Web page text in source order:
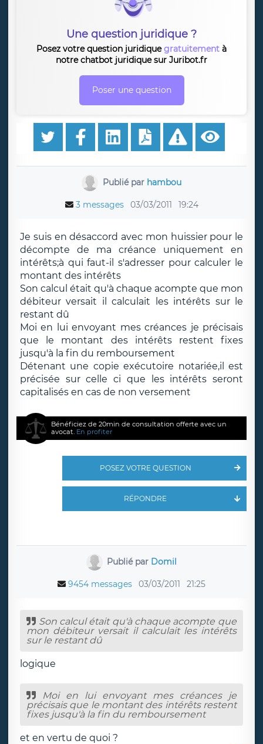
Une question juridique ?
Posez votre question juridiquegratuitement à
notre chatbot juridique sur Juribot.fr
Poser une question
Publié par hambou
3 messages 03/03/2011 19:24
Je suis en désaccord avec mon huissier pour le
décompte de ma créance uniquement en
intérêts;à qui faut-il s'adresser pour calculer le
montant des intérêts
Son calcul était qu'à chaque acompte que mon
débiteur versait il calculait les intérêts sur le
restant dû
Moi en lui envoyant mes créances je précisais
que le montant des intérêts restent fixes
jusqu'à la fin du remboursement
Détenant une copie exécutoire notariée,il est
précisée sur celle ci que les intérêts seront
capitalisés en cas de non versement
Bénéficiez de 20min de consultation offerte avec un
avocat. En profiter
POSEZ VOTRE QUESTION
RÉPONDRE
Publié par Domil
9454 messages 03/03/2011 21:25
Son calcul était qu'à chaque acompte que
mon débiteur versait il calculait les intérêts
sur le restant dû
logique
Moi en lui envoyant mes créances je
précisais que le montant des intérêts restent
fixes jusqu'à la fin du remboursement
et en vertu de quoi ?